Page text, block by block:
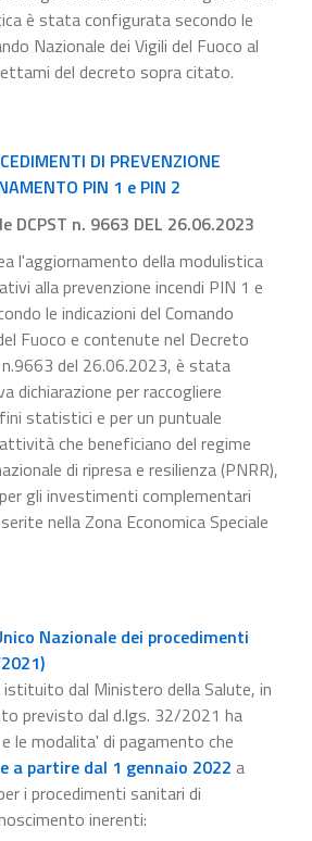
è stata configurata secondo le
Nazionale dei Vigili del Fuoco al
del decreto sopra citato.
DI PREVENZIONE
PIN 1 e PIN 2
DCPST n. 9663 DEL 26.06.2023
l'aggiornamento della modulistica
alla prevenzione incendi PIN 1 e
le indicazioni del Comando
Fuoco e contenute nel Decreto
n.9663 del 26.06.2023, è stata
dichiarazione per raccogliere
statistici e per un puntuale
che beneficiano del regime
di ripresa e resilienza (PNRR),
gli investimenti complementari
nella Zona Economica Speciale
Nazionale dei procedimenti
istituito dal Ministero della Salute, in
previsto dal d.lgs. 32/2021 ha
le modalita' di pagamento che
a partire dal 1 gennaio 2022 a
i procedimenti sanitari di
inerenti: